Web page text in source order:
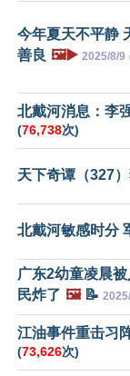
今年夏天不平静
善良 🖼️▶️ 2025/8/9
北戴河消息：李
(76,738次)
天下奇谭（327
北戴河敏感时分
广东2幼童凌晨
民炸了 🖼️📝
江油事件重击习
(73,626次)